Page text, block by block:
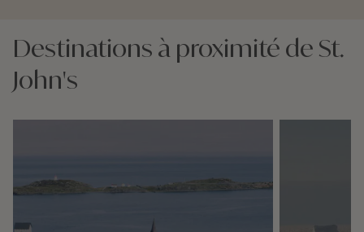
Destinations à proximité de St.
John's